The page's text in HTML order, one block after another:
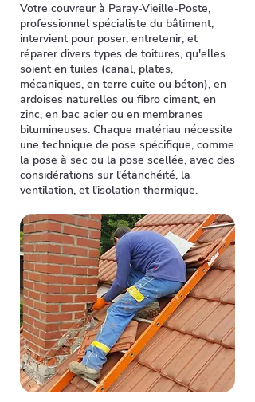
Votre couvreur à Paray-Vieille-Poste,
professionnel spécialiste du bâtiment,
intervient pour poser, entretenir, et
réparer divers types de toitures, qu'elles
soient en tuiles (canal, plates,
mécaniques, en terre cuite ou béton), en
ardoises naturelles ou fibro ciment, en
zinc, en bac acier ou en membranes
bitumineuses. Chaque matériau nécessite
une technique de pose spécifique, comme
la pose à sec ou la pose scellée, avec des
considérations sur l'étanchéité, la
ventilation, et l'isolation thermique.